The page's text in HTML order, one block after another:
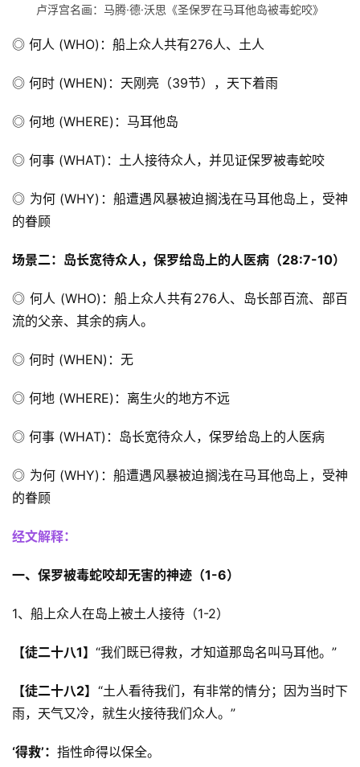
卢浮宫名画：马腾·德·沃思《圣保罗在马耳他岛被毒蛇咬》
◎ 何人 (WHO)：船上众人共有276人、土人
◎ 何时 (WHEN)：天刚亮（39节），天下着雨
◎ 何地 (WHERE)：马耳他岛
◎ 何事 (WHAT)：土人接待众人，并见证保罗被毒蛇咬
◎ 为何 (WHY)：船遭遇风暴被迫搁浅在马耳他岛上，受神
的眷顾
场景二：岛长宽待众人，保罗给岛上的人医病（28:7-10）
◎ 何人 (WHO)：船上众人共有276人、岛长部百流、部百
流的父亲、其余的病人。
◎ 何时 (WHEN)：无
◎ 何地 (WHERE)：离生火的地方不远
◎ 何事 (WHAT)：岛长宽待众人，保罗给岛上的人医病
◎ 为何 (WHY)：船遭遇风暴被迫搁浅在马耳他岛上，受神
的眷顾
经文解释：
一、保罗被毒蛇咬却无害的神迹（1-6）
1、船上众人在岛上被土人接待（1-2）
【徒二十八1】 “我们既已得救，才知道那岛名叫马耳他。”
【徒二十八2】 “土人看待我们，有非常的情分；因为当时下
雨，天气又冷，就生火接待我们众人。”
‘得救’： 指性命得以保全。